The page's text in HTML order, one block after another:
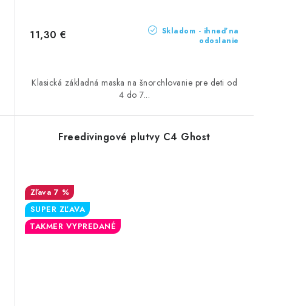
Skladom - ihneď na
odoslanie
11,30 €
Klasická základná maska na šnorchlovanie pre deti od
4 do 7...
Freedivingové plutvy C4 Ghost
7 %
SUPER ZĽAVA
TAKMER VYPREDANÉ